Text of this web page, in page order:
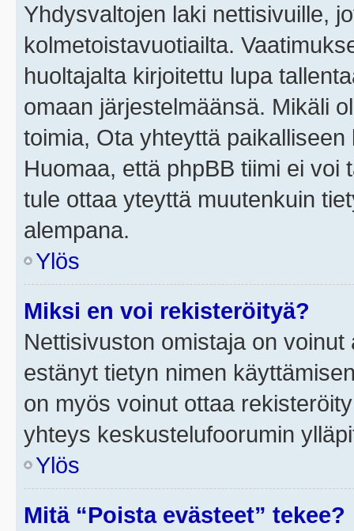
Yhdysvaltojen laki nettisivuille,
kolmetoistavuotiailta.
huoltajalta kirjoitettu lupa
omaan järjestelmäänsä. Mikäli
toimia, Ota yhteyttä
Huomaa, että phpBB tiimi ei voi
tule ottaa yteyttä muutenkuin
alempana.
Ylös
Miksi en voi rekisteröityä?
Nettisivuston omistaja on
estänyt tietyn nimen
on myös voinut ottaa
yhteys keskustelufoorumin
Ylös
Mitä “Poista evästeet” tekee?